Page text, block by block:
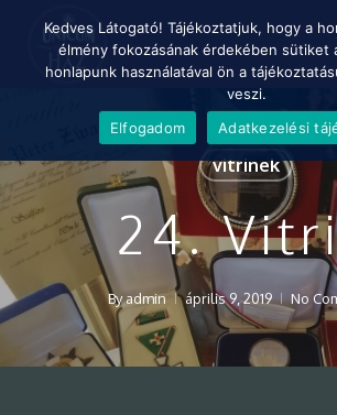
vitrinek
24.
Byadmin április 9, 2019 No
Kedves Látogató! Tájékoztatjuk, hogy a
élmény fokozásának érdekében sütiket
honlapunk használatával ön a
veszi.
Elfogadom
Adatkezelési